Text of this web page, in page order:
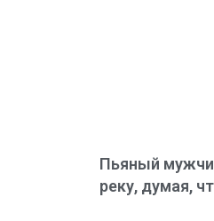
Пьяный
реку, думая,